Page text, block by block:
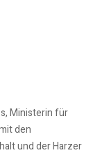
Ministerin für
den
und der Harzer